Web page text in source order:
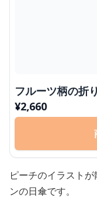
フルーツ柄の折
¥2,660
ピーチのイラスト
ンの日傘です。